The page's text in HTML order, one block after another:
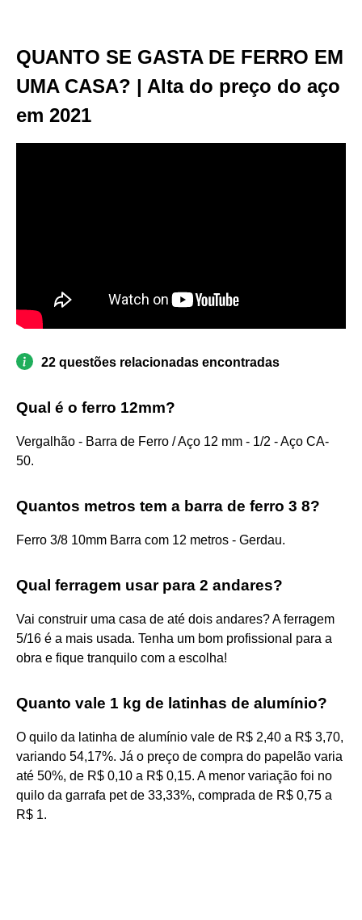
QUANTO SE GASTA DE FERRO EM
UMA CASA? | Alta do preço do aço
em 2021
22 questões relacionadas encontradas
Qual é o ferro 12mm?
Vergalhão - Barra de Ferro / Aço 12 mm - 1/2 - Aço CA-
50.
Quantos metros tem a barra de ferro 3 8?
Ferro 3/8 10mm Barra com 12 metros - Gerdau.
Qual ferragem usar para 2 andares?
Vai construir uma casa de até dois andares? A ferragem
5/16 é a mais usada. Tenha um bom profissional para a
obra e fique tranquilo com a escolha!
Quanto vale 1 kg de latinhas de alumínio?
O quilo da latinha de alumínio vale de R$ 2,40 a R$ 3,70,
variando 54,17%. Já o preço de compra do papelão varia
até 50%, de R$ 0,10 a R$ 0,15. A menor variação foi no
quilo da garrafa pet de 33,33%, comprada de R$ 0,75 a
R$ 1.